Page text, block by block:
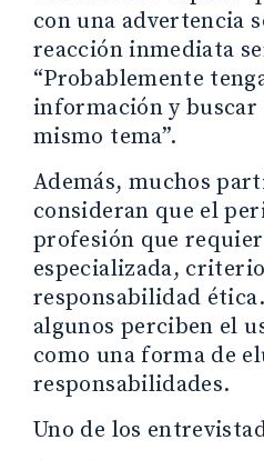
con una advertencia
reacción inmediata
“Probablemente
información y
mismo tema”.
Además, muchos
consideran que el
profesión que
especializada,
responsabilidad
algunos perciben el
como una forma de
responsabilidades.
Uno de los